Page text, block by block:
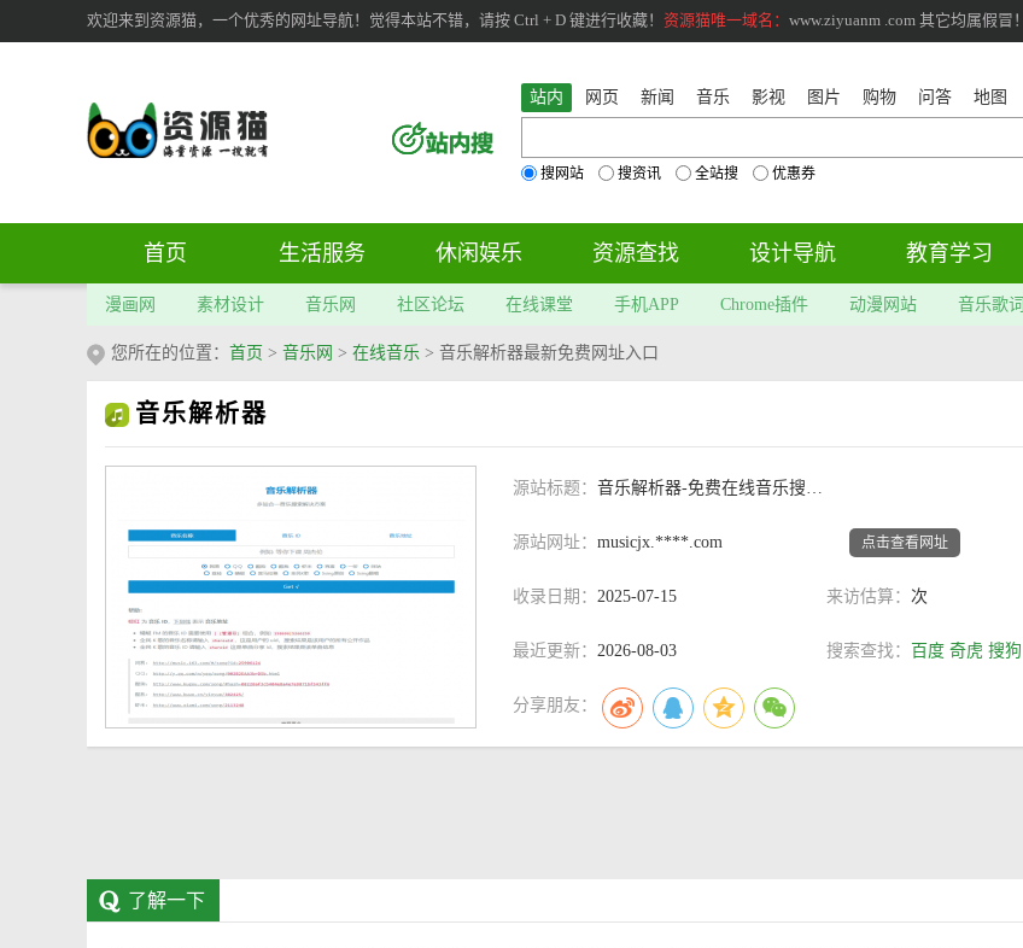
欢迎来到资源猫，一个优秀的网址导航！觉得本站不错，请按 Ctrl + D 键进行收藏！ 资源猫唯一域名： www.ziyuanm .com 其它均属假冒！
站内 网页 新闻 音乐 影视 图片 购物 问答 地图
搜网站 搜资讯 全站搜 优惠券
首页 生活服务 休闲娱乐 资源查找 设计导航 教育学习
漫画网 素材设计 音乐网 社区论坛 在线课堂 手机APP Chrome插件 动漫网站 音乐歌词
您所在的位置： 首页 > 音乐网 > 在线音乐 > 音乐解析器最新免费网址入口
音乐解析器
源站标题： 音乐解析器-免费在线音乐搜索下载
源站网址： musicjx.****.com 点击查看网址
收录日期： 2025-07-15 来访估算： 次
最近更新： 2026-08-03 搜索查找： 百度 奇虎 搜狗
分享朋友：
了解一下